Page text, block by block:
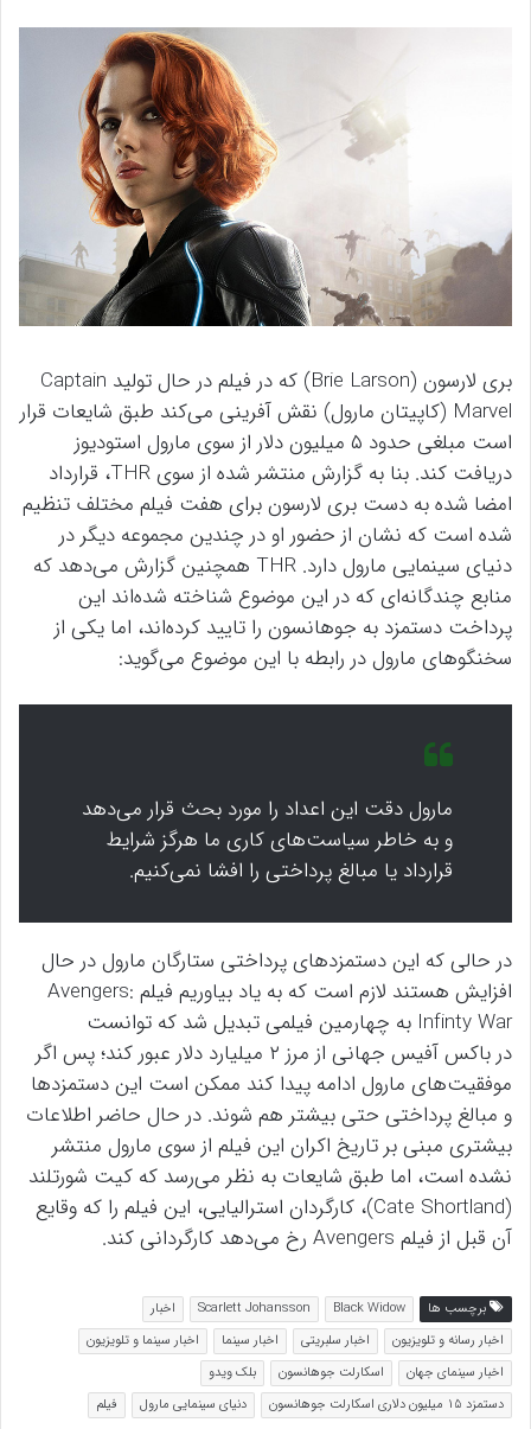
بری لارسون (Brie Larson) که در فیلم در حال تولید Captain
Marvel (کاپیتان مارول) نقش آفرینی می‌کند طبق شایعات قرار
است مبلغی حدود ۵ میلیون دلار از سوی مارول استودیوز
دریافت کند. بنا به گزارش منتشر شده از سوی THR، قرارداد
امضا شده به دست بری لارسون برای هفت فیلم مختلف تنظیم
شده است که نشان از حضور او در چندین مجموعه دیگر در
دنیای سینمایی مارول دارد. THR همچنین گزارش می‌دهد که
منابع چندگانه‌ای که در این موضوع شناخته شده‌اند این
پرداخت دستمزد به جوهانسون را تایید کرده‌اند، اما یکی از
سخنگو‌های مارول در رابطه با این موضوع می‌گوید:
مارول دقت این اعداد را مورد بحث قرار می‌دهد
و به خاطر سیاست‌های کاری ما هرگز شرایط
قرارداد یا مبالغ پرداختی را افشا نمی‌کنیم.
در حالی که این دستمزدهای پرداختی ستارگان مارول در حال
افزایش هستند لازم است که به یاد بیاوریم فیلم Avengers:
Infinty War به چهارمین فیلمی تبدیل شد که توانست
در باکس آفیس جهانی از مرز ۲ میلیارد دلار عبور کند؛ پس اگر
موفقیت‌های مارول ادامه پیدا کند ممکن است این دستمزدها
و مبالغ پرداختی حتی بیشتر هم شوند. در حال حاضر اطلاعات
بیشتری مبنی بر تاریخ اکران این فیلم از سوی مارول منتشر
نشده است، اما طبق شایعات به نظر می‌رسد که کیت شورتلند
(Cate Shortland)، کارگردان استرالیایی، این فیلم را که وقایع
آن قبل از فیلم Avengers رخ می‌دهد کارگردانی کند.
برچسب ها Black Widow
Scarlett Johansson
اخبار
اخبار رسانه و تلویزیون
اخبار سلبریتی اخبار سینما
اخبار سینما و تلویزیون
اخبار سینمای جهان
اسکارلت جوهانسون
بلک ویدو
دستمزد 15 میلیون دلاری اسکارلت جوهانسون
دنیای سینمایی مارول فیلم